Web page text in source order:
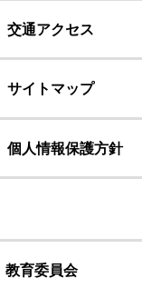
交通アクセス
サイトマップ
個人情報保護方針
教育委員会